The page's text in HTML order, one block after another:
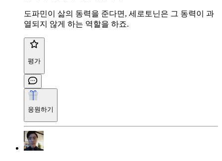
도파민이 삶의 동력을 준다면, 세로토닌은 그 동력이 과
열되지 않게 하는 역할을 하죠.
평가
응원하기